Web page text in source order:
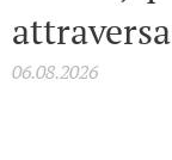
06.08.2026